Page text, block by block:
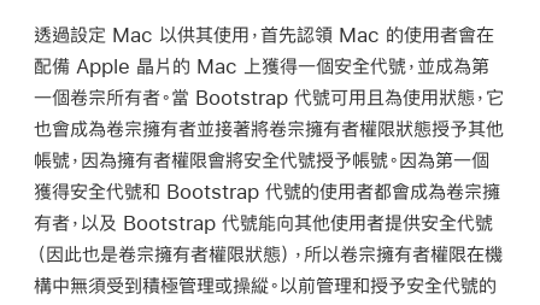
透過設定 Mac 以供其使用，首先認領 Mac 的使用者會在
配備 Apple 晶片的 Mac 上獲得一個安全代號，並成為第
一個卷宗所有者。當 Bootstrap 代號可用且為使用狀態，它
也會成為卷宗擁有者並接著將卷宗擁有者權限狀態授予其他
帳號，因為擁有者權限會將安全代號授予帳號。因為第一個
獲得安全代號和 Bootstrap 代號的使用者都會成為卷宗擁
有者，以及 Bootstrap 代號能向其他使用者提供安全代號
（因此也是卷宗擁有者權限狀態），所以卷宗擁有者權限在機
構中無須受到積極管理或操縱。以前管理和授予安全代號的